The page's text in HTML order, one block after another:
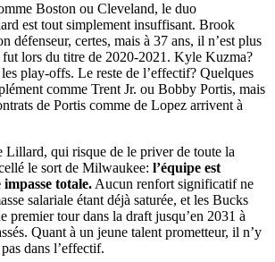
Boston ou Cleveland, le duo
est tout simplement insuffisant. Brook
défenseur, certes, mais à 37 ans, il n’est plus
lors du titre de 2020-2021. Kyle Kuzma?
play-offs. Le reste de l’effectif? Quelques
comme Trent Jr. ou Bobby Portis, mais
de Portis comme de Lopez arrivent à
Lillard, qui risque de le priver de toute la
le sort de Milwaukee: l’équipe est
totale. Aucun renfort significatif ne
salariale étant déjà saturée, et les Bucks
premier tour dans la draft jusqu’en 2031 à
Quant à un jeune talent prometteur, il n’y
dans l’effectif.